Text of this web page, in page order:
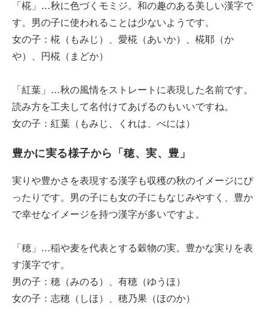
「椛」…秋に色づくモミジ。和の趣のある美しい漢字で
す。男の子に使われることは少ないようです。
女の子：椛（もみじ）、愛椛（あいか）、椛耶（か
や）、円椛（まどか）
「紅葉」…秋の風情をストレートに表現した名前です。
読み方を工夫して名付けてあげるのもいいですね。
女の子：紅葉（もみじ、くれは、べには）
豊かに実る様子から「穂、実、豊」
実りや豊かさを表現する漢字も収穫の秋のイメージにぴ
ったりです。男の子にも女の子にもなじみやすく、豊か
で幸せなイメージを持つ漢字が多いですよ。
「穂」…稲や麦を代表とする穀物の実。豊かな実りを表
す漢字です。
男の子：穂（みのる）、有穂（ゆうほ）
女の子：志穂（しほ）、穂乃果（ほのか）